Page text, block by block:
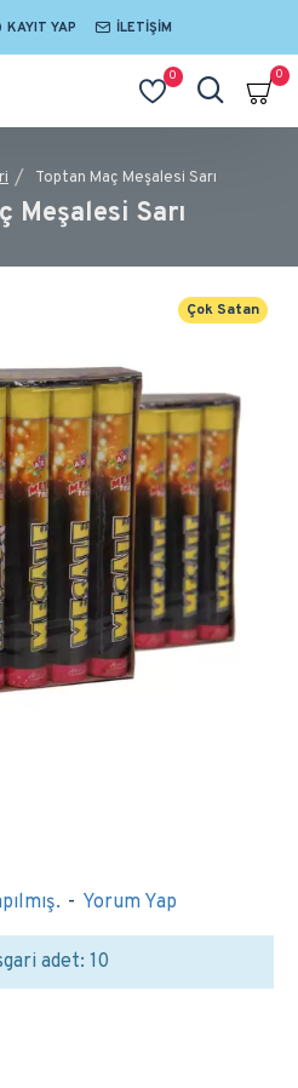
KAYIT YAP İLETIŞIM
0 0
Toptan Maç Meşalesi Sarı
Meşalesi Sarı
Çok Satan
- Yorum Yap
adet: 10